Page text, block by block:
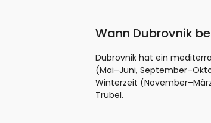
Wann Dubrovnik
Dubrovnik hat ein
(Mai–Juni,
Winterzeit
Trubel.